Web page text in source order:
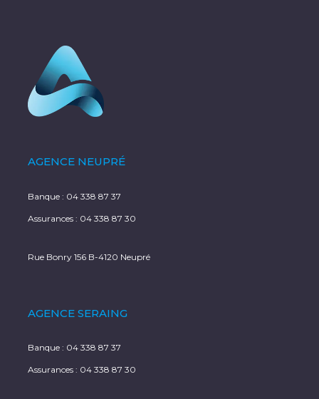
AGENCE NEUPRÉ
Banque : 04 338 87 37
Assurances : 04 338 87 30
Rue Bonry 156 B-4120 Neupré
AGENCE SERAING
Banque : 04 338 87 37
Assurances : 04 338 87 30